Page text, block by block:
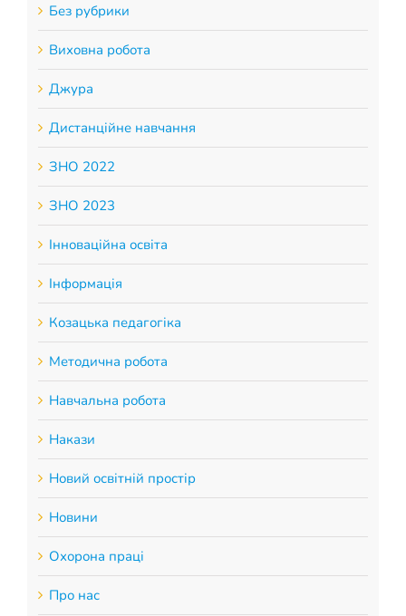
Без рубрики
Виховна робота
Джура
Дистанційне навчання
ЗНО 2022
ЗНО 2023
Інноваційна освіта
Інформація
Козацька педагогіка
Методична робота
Навчальна робота
Накази
Новий освітній простір
Новини
Охорона праці
Про нас